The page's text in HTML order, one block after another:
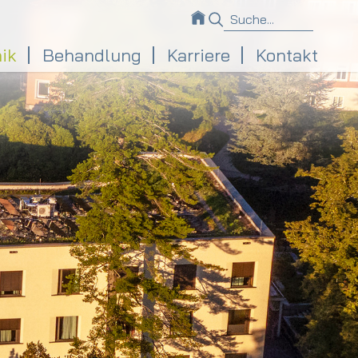
Behandlung Karriere Kontakt